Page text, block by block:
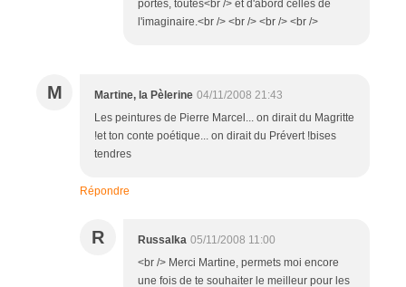
portes, toutes<br /> et d'abord celles de
l'imaginaire.<br /> <br /> <br /> <br />
M Martine, la Pèlerine 04/11/2008 21:43
Les peintures de Pierre Marcel... on dirait du Magritte
!et ton conte poétique... on dirait du Prévert !bises
tendres
Répondre
R Russalka 05/11/2008 11:00
<br /> Merci Martine, permets moi encore
une fois de te souhaiter le meilleur pour les